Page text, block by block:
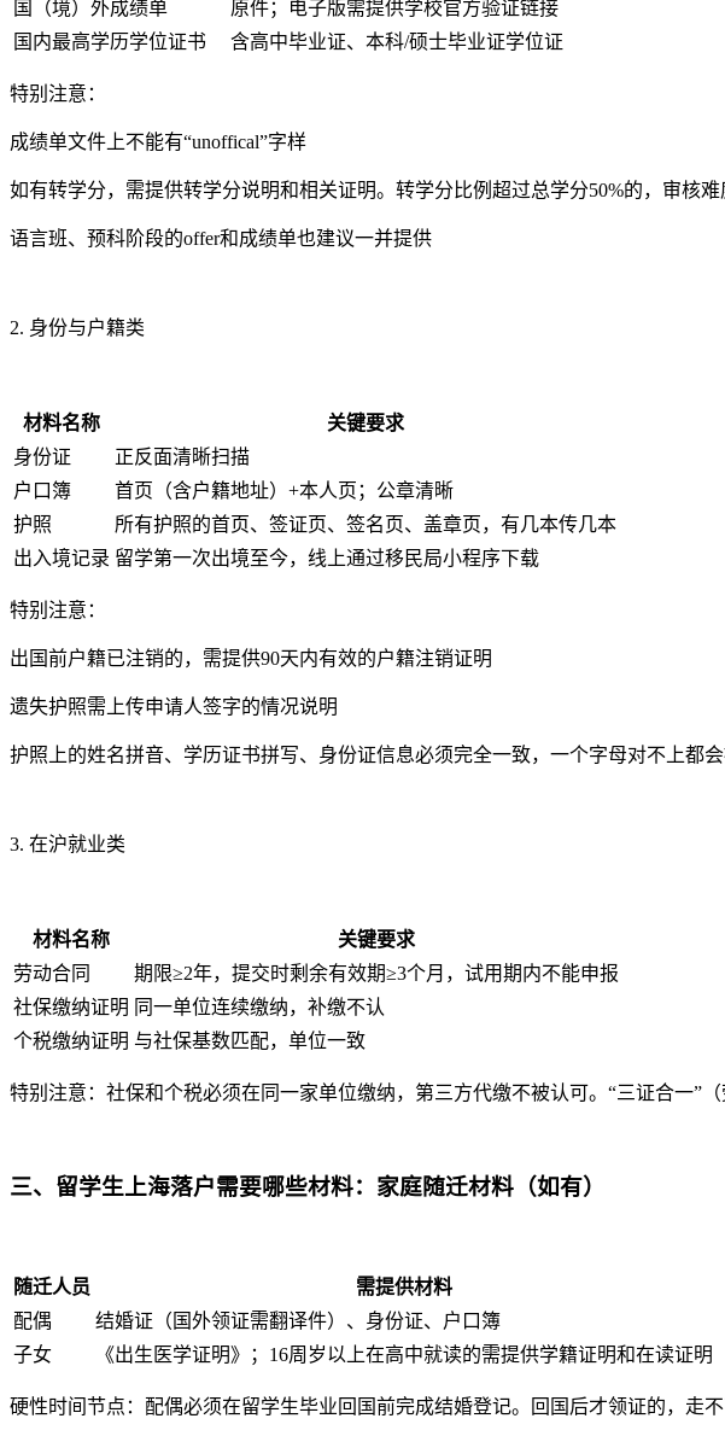
国（境）外成绩单
原件；电子版需提供学校官方验证链接
国内最高学历学位证书
含高中毕业证、本科/硕士毕业证学位证
特别注意：
成绩单文件上不能有“unoffical”字样
如有转学分，需提供转学分说明和相关证明。转学分比例超过总学分50%的，审核难
语言班、预科阶段的offer和成绩单也建议一并提供
2. 身份与户籍类
材料名称
关键要求
身份证
正反面清晰扫描
户口簿
首页（含户籍地址）+本人页；公章清晰
护照
所有护照的首页、签证页、签名页、盖章页，有几本传几本
出入境记录 留学第一次出境至今，线上通过移民局小程序下载
特别注意：
出国前户籍已注销的，需提供90天内有效的户籍注销证明
遗失护照需上传申请人签字的情况说明
护照上的姓名拼音、学历证书拼写、身份证信息必须完全一致，一个字母对不上都会
3. 在沪就业类
材料名称
关键要求
劳动合同
期限≥2年，提交时剩余有效期≥3个月，试用期内不能申报
社保缴纳证明 同一单位连续缴纳，补缴不认
个税缴纳证明 与社保基数匹配，单位一致
特别注意：社保和个税必须在同一家单位缴纳，第三方代缴不被认可。“三证合一”
三、留学生上海落户需要哪些材料：家庭随迁材料（如有）
随迁人员
需提供材料
配偶
结婚证（国外领证需翻译件）、身份证、户口簿
子女
《出生医学证明》；16周岁以上在高中就读的需提供学籍证明和在读证明
硬性时间节点：配偶必须在留学生毕业回国前完成结婚登记。回国后才领证的，走